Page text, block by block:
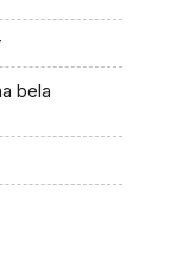
bela